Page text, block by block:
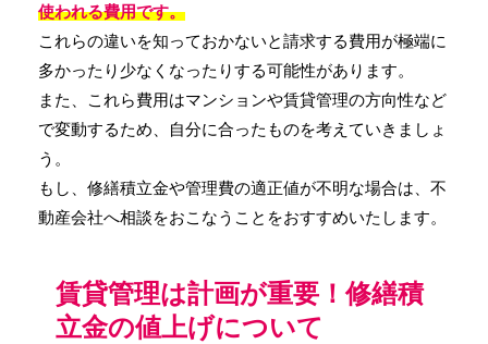
使われる費用です。
これらの違いを知っておかないと請求する費用が極端に
多かったり少なくなったりする可能性があります。
また、これら費用はマンションや賃貸管理の方向性など
で変動するため、自分に合ったものを考えていきましょ
う。
もし、修繕積立金や管理費の適正値が不明な場合は、不
動産会社へ相談をおこなうことをおすすめいたします。
賃貸管理は計画が重要！修繕積
立金の値上げについて